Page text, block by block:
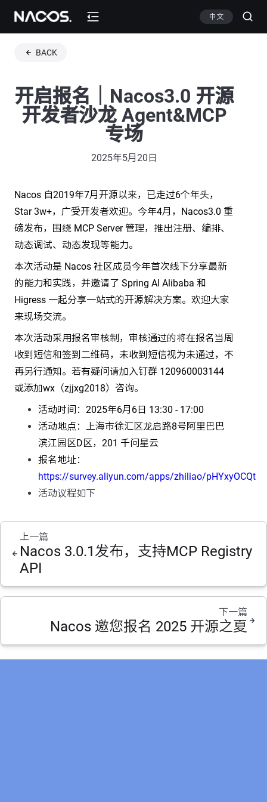
中文
BACK
开启报名｜Nacos3.0 开源
开发者沙龙 Agent&MCP
专场
2025年5月20日
Nacos 自2019年7月开源以来，已走过6个年头，
Star 3w+，广受开发者欢迎。今年4月，Nacos3.0 重
磅发布，围绕 MCP Server 管理，推出注册、编排、
动态调试、动态发现等能力。
本次活动是 Nacos 社区成员今年首次线下分享最新
的能力和实践，并邀请了 Spring AI Alibaba 和
Higress 一起分享一站式的开源解决方案。欢迎大家
来现场交流。
本次活动采用报名审核制，审核通过的将在报名当周
收到短信和签到二维码，未收到短信视为未通过，不
再另行通知。若有疑问请加入钉群 120960003144
或添加wx（zjjxg2018）咨询。
活动时间：2025年6月6日 13:30 - 17:00
活动地点：上海市徐汇区龙启路8号阿里巴巴
滨江园区D区，201 千问星云
报名地址：
https://survey.aliyun.com/apps/zhiliao/pHYxyOCQt
活动议程如下
上一篇
Nacos 3.0.1发布，支持MCP Registry
API
下一篇
Nacos 邀您报名 2025 开源之夏